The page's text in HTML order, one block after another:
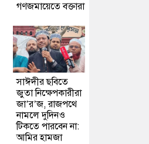
গণজমায়েতে বক্তারা
সাঈদীর ছবিতে
জুতা নিক্ষেপকারীরা
জা’র’জ, রাজপথে
নামলে দুদিনও
টিকতে পারবেন না:
আমির হামজা